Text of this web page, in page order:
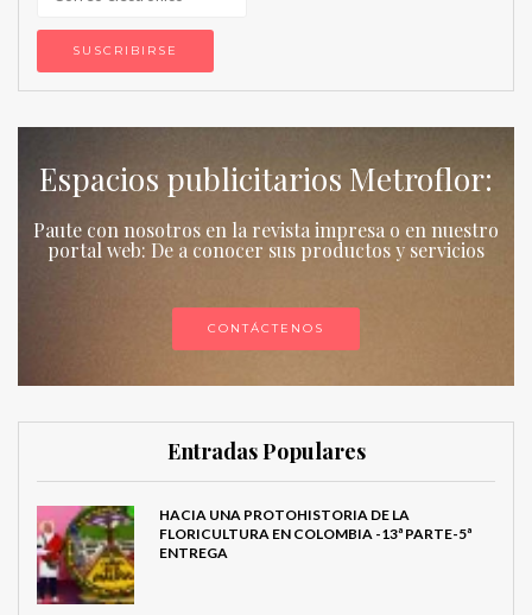
Espacios publicitarios Metroflor:
Paute con nosotros en la revista impresa o en nuestro
portal web: De a conocer sus productos y servicios
CONTÁCTENOS
Entradas Populares
HACIA UNA PROTOHISTORIA DE LA
FLORICULTURA EN COLOMBIA -13ª PARTE-5ª
ENTREGA